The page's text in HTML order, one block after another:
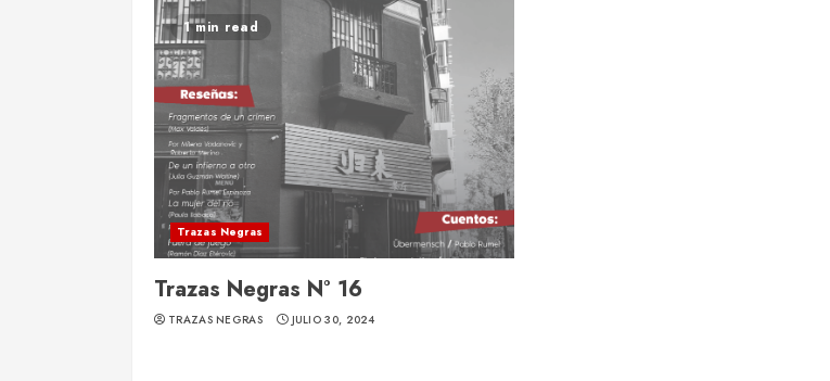
1 min read
Trazas Negras
Trazas Negras N° 16
TRAZAS NEGRAS JULIO 30, 2024